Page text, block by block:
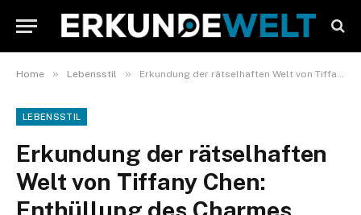
Home » Lebensstil » Erkundung der rätselhaften Welt von Tiffany Chen: Enthüllung des Charmes hinter Robert De Niros Companion
LEBENSSTIL
Erkundung der rätselhaften
Welt von Tiffany Chen: